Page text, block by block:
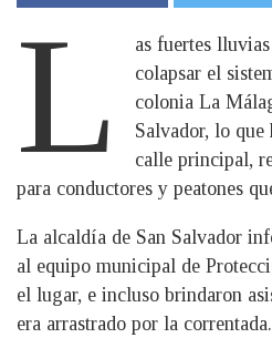
L
as fuertes
colapsar el
colonia La
Salvador, lo que
calle principal,
para conductores y peatones
La alcaldía de San Salvador
al equipo municipal de
el lugar, e incluso brindaron
era arrastrado por la correntada.